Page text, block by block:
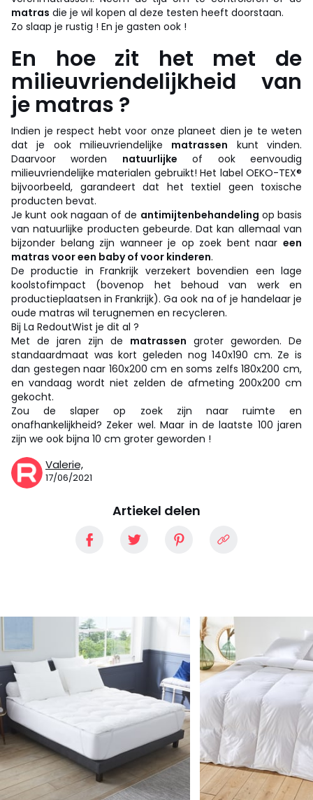
matras die je wil kopen al deze testen heeft doorstaan.
Zo slaap je rustig ! En je gasten ook !
En hoe zit het met de
milieuvriendelijkheid van
je matras ?
Indien je respect hebt voor onze planeet dien je te weten
dat je ook milieuvriendelijke matrassen kunt vinden.
Daarvoor worden natuurlijke of ook eenvoudig
milieuvriendelijke materialen gebruikt! Het label OEKO-TEX®
bijvoorbeeld, garandeert dat het textiel geen toxische
producten bevat.
Je kunt ook nagaan of de antimijtenbehandeling op basis
van natuurlijke producten gebeurde. Dat kan allemaal van
bijzonder belang zijn wanneer je op zoek bent naar een
matras voor een baby of voor kinderen.
De productie in Frankrijk verzekert bovendien een lage
koolstofimpact (bovenop het behoud van werk en
productieplaatsen in Frankrijk). Ga ook na of je handelaar je
oude matras wil terugnemen en recycleren.
Bij La RedoutWist je dit al ?
Met de jaren zijn de matrassen groter geworden. De
standaardmaat was kort geleden nog 140x190 cm. Ze is
dan gestegen naar 160x200 cm en soms zelfs 180x200 cm,
en vandaag wordt niet zelden de afmeting 200x200 cm
gekocht.
Zou de slaper op zoek zijn naar ruimte en
onafhankelijkheid? Zeker wel. Maar in de laatste 100 jaren
zijn we ook bijna 10 cm groter geworden !
Valerie,
17/06/2021
Artiekel delen